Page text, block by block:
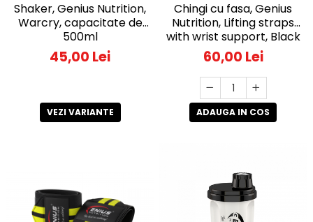
Shaker, Genius Nutrition,
Warcry, capacitate de
500ml
45,00 Lei
VEZI VARIANTE
Chingi cu fasa, Genius
Nutrition, Lifting straps
with wrist support, Black
60,00 Lei
ADAUGA IN COS